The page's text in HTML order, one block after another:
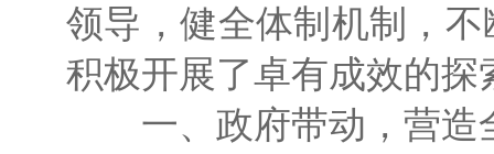
领导，健全体制机制，
积极开展了卓有成效的探
一、政府带动，营